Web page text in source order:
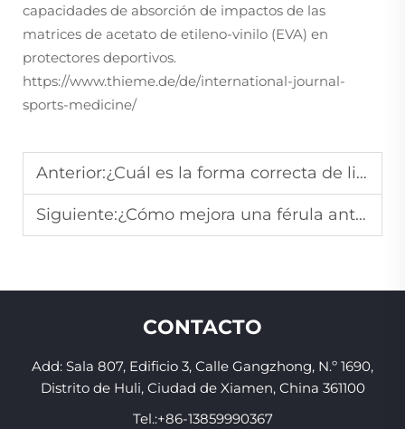
capacidades de absorción de impactos de las
matrices de acetato de etileno-vinilo (EVA) en
protectores deportivos.
https://www.thieme.de/de/international-journal-
sports-medicine/
Anterior:¿Cuál es la forma correcta de limpiar diariamente un protector bucal antironquidos?
Siguiente:¿Cómo mejora una férula antirronquidos la calidad del sueño tanto de las personas que roncan como de sus parejas?
CONTACTO
Add: Sala 807, Edificio 3, Calle Gangzhong, N.º 1690,
Distrito de Huli, Ciudad de Xiamen, China 361100
Tel.:+86-13859990367